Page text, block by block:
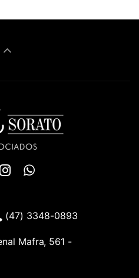
(47) 3348-0893
Mafra, 561 -